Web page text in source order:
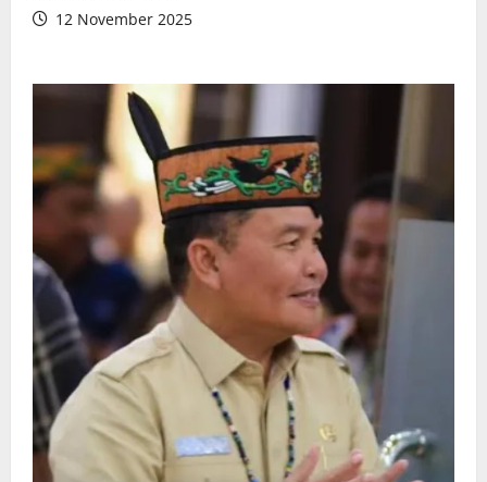
12 November 2025